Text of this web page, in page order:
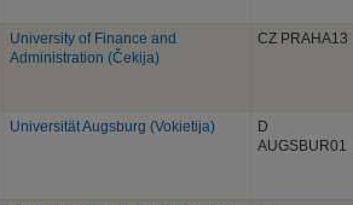
University of Finance and
Administration (Čekija)
CZ PRAHA13
Universität Augsburg (Vokietija)
D
AUGSBUR01